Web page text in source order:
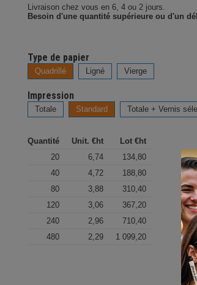
Livraison chez vous en 6, 4 ou 2 jours.
Besoin d'une quantité supérieure ou d'un
Type de papier
Quadrillé Ligné Vierge
Impression
Totale Standard Totale + Vernis
Quantité Unit. €ht
Lot €ht
20
6,74
134,80
40
4,72
188,80
80
3,88
310,40
120
3,06
367,20
240
2,96
710,40
480
2,29 1 099,20